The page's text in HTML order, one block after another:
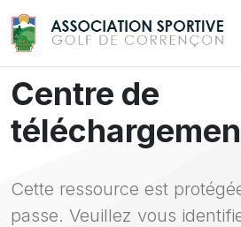
AS GOLF CORRENCON
Centre de
Cette ressource est
passe. Veuillez vous